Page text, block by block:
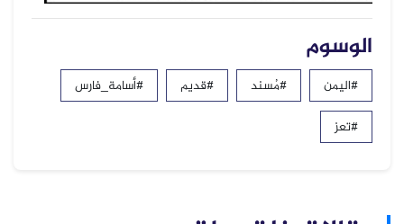
الوسوم
#اليمن #مُسند #قديم
#أسامة_فارس
#تعز